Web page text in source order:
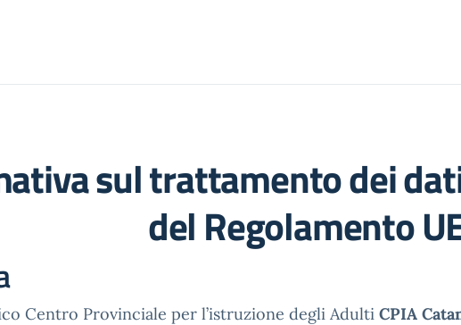
sul trattamento dei
del Regolamento
Centro Provinciale per l’istruzione degli Adulti CPIA